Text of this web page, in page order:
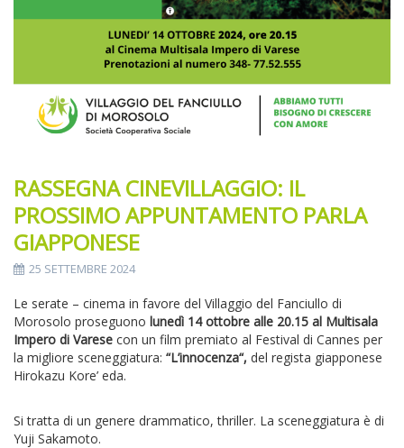
RASSEGNA CINEVILLAGGIO: IL
PROSSIMO APPUNTAMENTO PARLA
GIAPPONESE
25 SETTEMBRE 2024
Le serate – cinema in favore del Villaggio del Fanciullo di
Morosolo proseguono lunedì 14 ottobre alle 20.15 al Multisala
Impero di Varese con un film premiato al Festival di Cannes per
la migliore sceneggiatura: “L’innocenza“, del regista giapponese
Hirokazu Kore’ eda.
Si tratta di un genere drammatico, thriller. La sceneggiatura è di
Yuji Sakamoto.